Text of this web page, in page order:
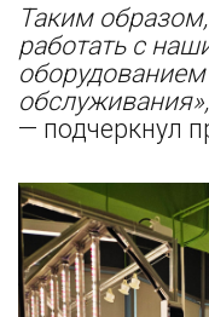
Таким
работать с
обслуживания»,
— подчеркнул